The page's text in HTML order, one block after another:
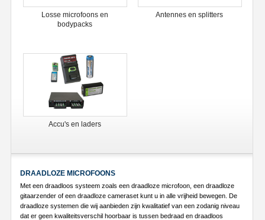
Losse microfoons en
bodypacks
Antennes en splitters
Accu's en laders
DRAADLOZE MICROFOONS
Met een draadloos systeem zoals een draadloze microfoon, een draadloze
gitaarzender of een draadloze cameraset kunt u in alle vrijheid bewegen. De
draadloze systemen die wij aanbieden zijn kwalitatief van een zodanig niveau
dat er geen kwaliteitsverschil hoorbaar is tussen bedraad en draadloos